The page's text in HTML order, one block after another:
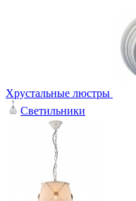
Хрустальные люстры
Светильники